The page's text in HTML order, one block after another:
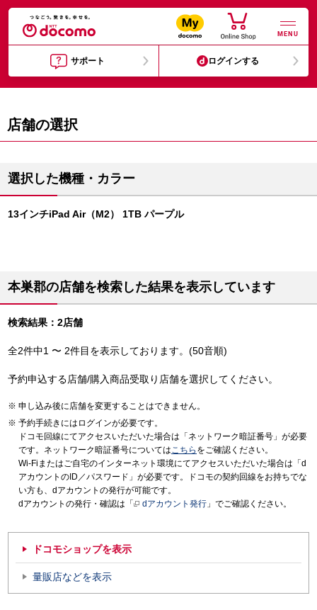
MENU
サポート ログインする
店舗の選択
選択した機種・カラー
13インチiPad Air（M2） 1TB パープル
本巣郡の店舗を検索した結果を表示しています
検索結果：2店舗
全2件中1 〜 2件目を表示しております。(50音順)
予約申込する店舗/購入商品受取り店舗を選択してください。
申し込み後に店舗を変更することはできません。
予約手続きにはログインが必要です。
ドコモ回線にてアクセスいただいた場合は「ネットワーク暗証番号」が必要
です。ネットワーク暗証番号についてはこちら をご確認ください。
Wi-Fiまたはご自宅のインターネット環境にてアクセスいただいた場合は「d
アカウントのID／パスワード」が必要です。ドコモの契約回線をお持ちでな
い方も、dアカウントの発行が可能です。
dアカウントの発行・確認は「
dアカウント発行 」でご確認ください。
ドコモショップを表示
量販店などを表示